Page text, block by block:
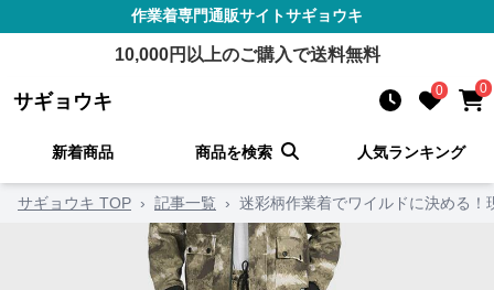
作業着専門通販サイトサギョウキ
10,000円以上のご購入で送料無料
サギョウキ 0 0
新着商品 商品を検索 人気ランキング
サギョウキ TOP › 記事一覧 › 迷彩柄作業着でワイルドに決める